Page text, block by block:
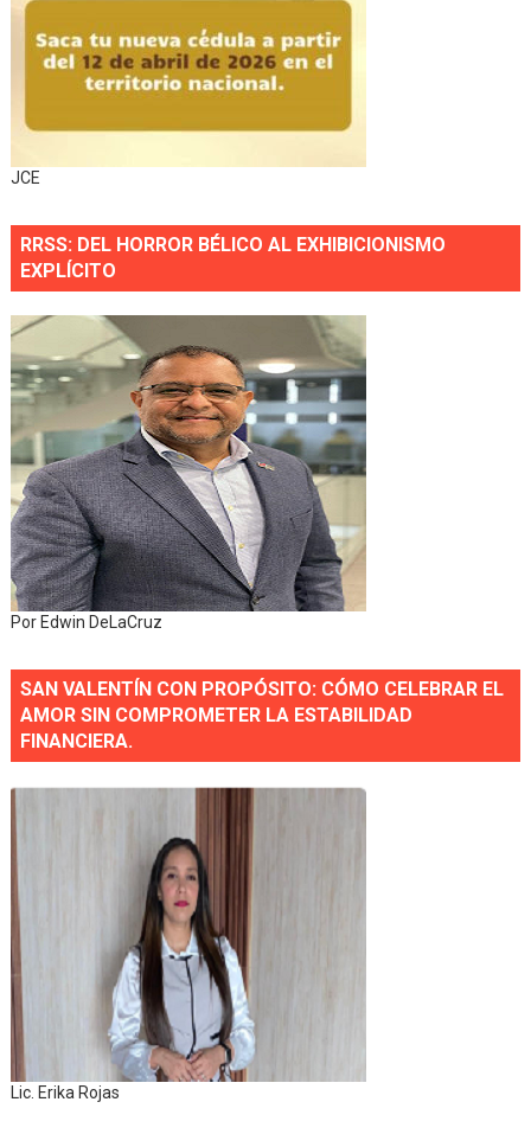
JCE
RRSS: DEL HORROR BÉLICO AL EXHIBICIONISMO
EXPLÍCITO
Por Edwin DeLaCruz
SAN VALENTÍN CON PROPÓSITO: CÓMO CELEBRAR EL
AMOR SIN COMPROMETER LA ESTABILIDAD
FINANCIERA.
Lic. Erika Rojas